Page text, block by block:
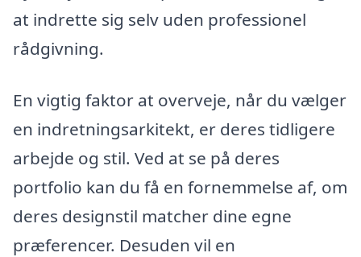
at indrette sig selv uden professionel
rådgivning.
En vigtig faktor at overveje, når du vælger
en indretningsarkitekt, er deres tidligere
arbejde og stil. Ved at se på deres
portfolio kan du få en fornemmelse af, om
deres designstil matcher dine egne
præferencer. Desuden vil en